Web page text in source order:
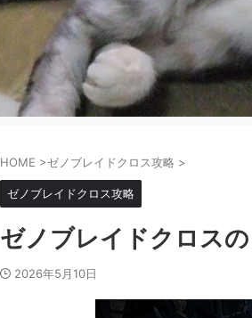
HOME >ゼノブレイドクロス攻略 >
ゼノブレイドクロス攻略
ゼノブレイドクロス
2026年5月10日